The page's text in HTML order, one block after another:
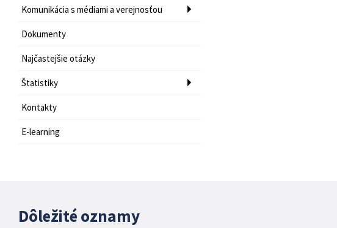
Komunikácia s médiami a verejnosťou
Dokumenty
Najčastejšie otázky
Štatistiky
Kontakty
E-learning
Dôležité oznamy